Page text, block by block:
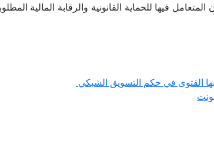
فيها للحماية القانونية والرقابة المالية
الفتوى في حكم التسويق الشبكي